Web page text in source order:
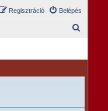
Belépés
Regisztráció